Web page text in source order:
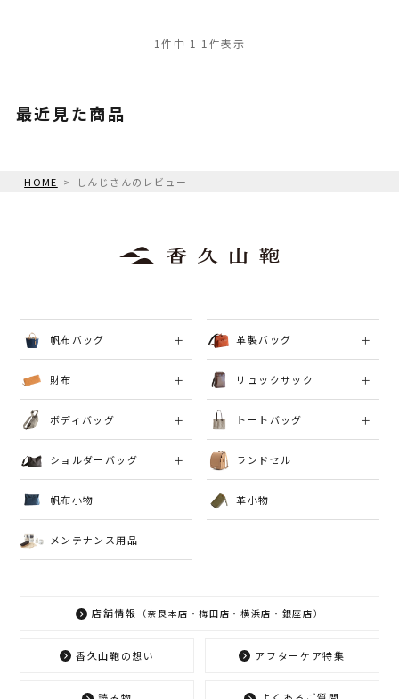
1件中 1 -1 件表示
最近見た商品
HOME しんじさんのレビュー
帆布バッグ 革製バッグ
財布 リュックサック
ボディバッグ トートバッグ
ショルダーバッグ ランドセル
帆布小物
メンテナンス用品
革小物
店舗情報 （奈良本店・梅田店・横浜店・銀座店）
香久山鞄の想い アフターケア特集